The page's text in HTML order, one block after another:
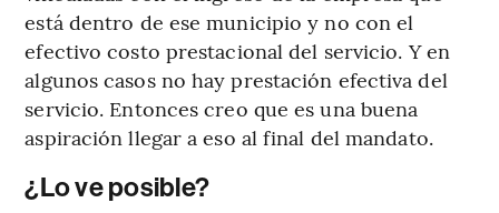
está dentro de ese municipio y no con el
efectivo costo prestacional del servicio. Y en
algunos casos no hay prestación efectiva del
servicio. Entonces creo que es una buena
aspiración llegar a eso al final del mandato.
¿Lo ve posible?